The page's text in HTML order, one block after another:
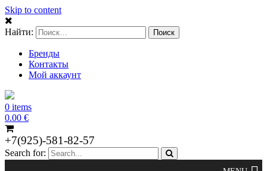
Skip to content
Найти:
Бренды
Контакты
Мой аккаунт
0 items
0.00 €
+7(925)-581-82-57
Search for: